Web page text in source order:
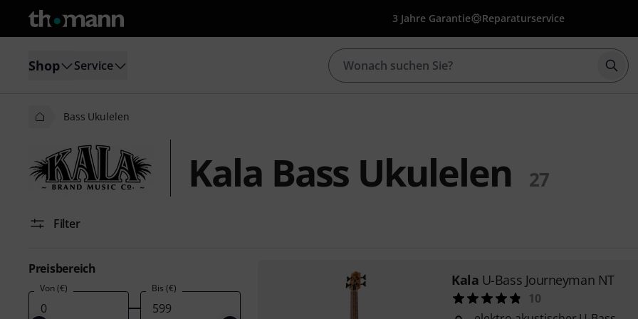
3 Jahre Garantie Reparaturservice
Shop Service
Bass Ukulelen
Kala Bass Ukulelen 27
Filter
Preisbereich
Von (€) Bis (€) Kala U-Bass Journeyman NT
10